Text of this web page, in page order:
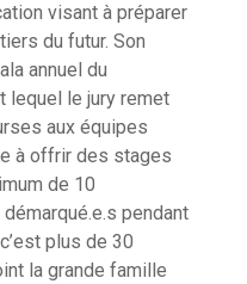
visant à préparer
du futur. Son
annuel du
lequel le jury remet
aux équipes
à offrir des stages
de 10
pendant
plus de 30
la grande famille